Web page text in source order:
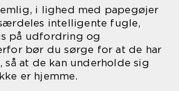
i lighed med papegøjer
intelligente fugle,
på udfordring og
bør du sørge for at de har
at de kan underholde sig
er hjemme.